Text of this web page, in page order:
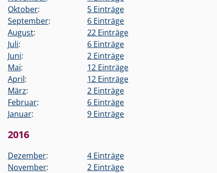
Oktober:
5 Einträge
September:
6 Einträge
August:
22 Einträge
Juli:
6 Einträge
Juni:
2 Einträge
Mai:
12 Einträge
April:
12 Einträge
März:
2 Einträge
Februar:
6 Einträge
Januar: 9 Einträge
2016
Dezember:
4 Einträge
November:
2 Einträge